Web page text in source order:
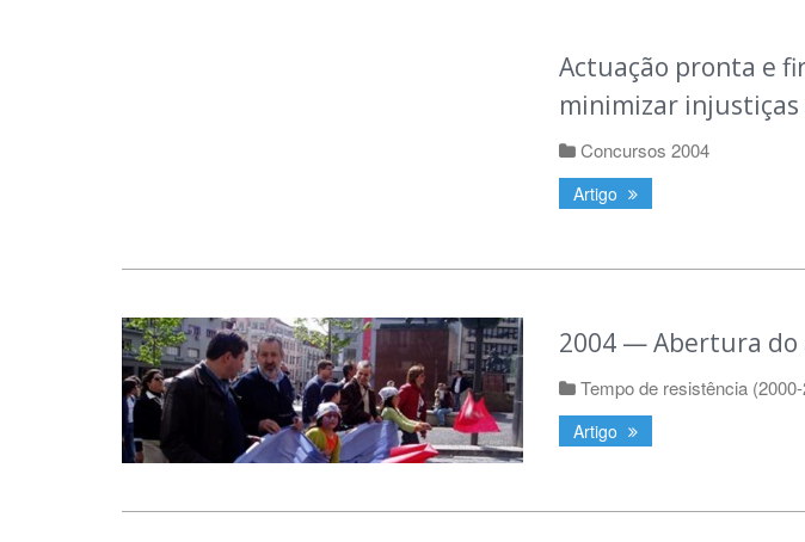
Actuação pronta e
minimizar injustiças
Concursos 2004
Artigo
2004 — Abertura do
Tempo de resistência
Artigo